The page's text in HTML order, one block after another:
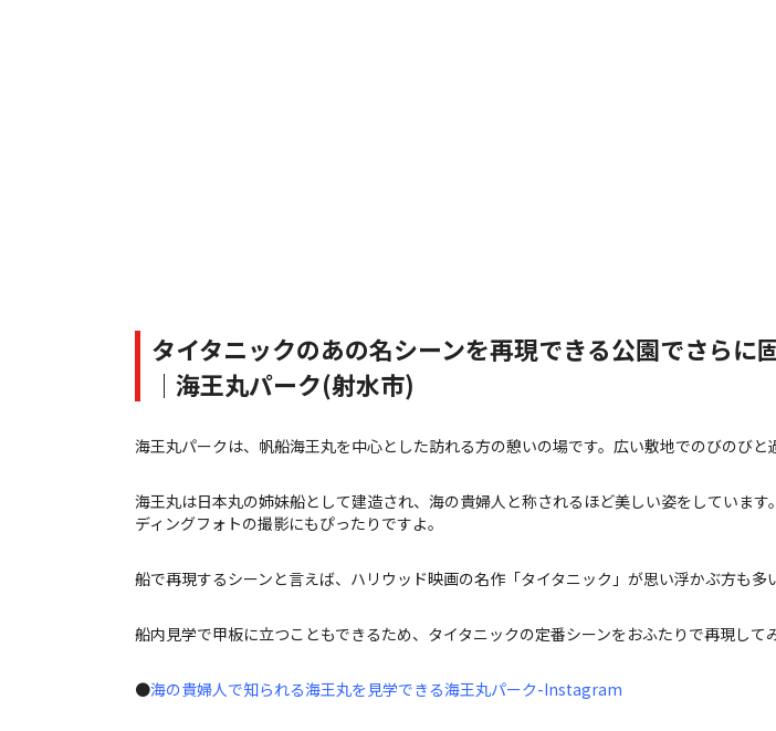
タイタニックのあの名シーンを再現できる公園でさらに
｜海王丸パーク(射水市)
海王丸パークは、帆船海王丸を中心とした訪れる方の憩いの場です。広い敷地でのびのびと
海王丸は日本丸の姉妹船として建造され、海の貴婦人と称されるほど美しい姿をしています
ディングフォトの撮影にもぴったりですよ。
船で再現するシーンと言えば、ハリウッド映画の名作「タイタニック」が思い浮かぶ方も多
船内見学で甲板に立つこともできるため、タイタニックの定番シーンをおふたりで再現して
●海の貴婦人で知られる海王丸を見学できる海王丸パーク-Instagram